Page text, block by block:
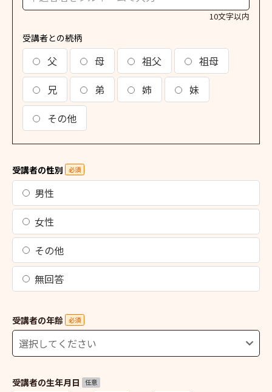
10文字以内
受講者との続柄
父 母 祖父
祖母
兄
弟 姉
妹
その他
受講者の性別 必須
男性
女性
その他
無回答
受講者の年齢 必須
受講者の生年月日 任意